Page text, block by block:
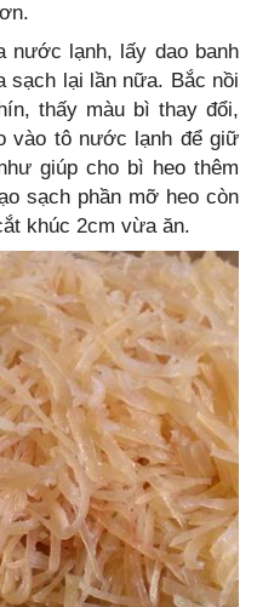
nước lạnh, lấy dao banh
sạch lại lần nữa. Bắc nồi
thấy màu bì thay đổi,
vào tô nước lạnh để giữ
giúp cho bì heo thêm
sạch phần mỡ heo còn
khúc 2cm vừa ăn.